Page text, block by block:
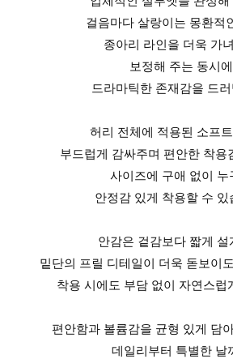
걸음마다 살랑이는 몽환적
종아리 라인을 더욱 가
보정해 주는 동시에
드라마틱한 존재감을 드
허리 전체에 적용된 소프
부드럽게 감싸주며 편안한 착용
사이즈에 구애 없이 누
안정감 있게 착용할 수 있
안감은 겉감보다 짧게 설
밑단의 프릴 디테일이 더욱 돋보이
착용 시에도 부담 없이 자연스럽
편안함과 볼륨감을 균형 있게 담
데일리부터 특별한 날